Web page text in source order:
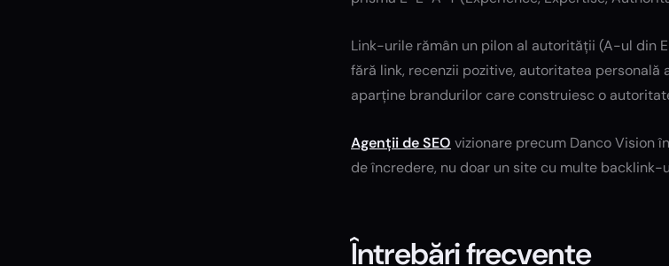
Link-urile rămân un pilon al autorității (A-ul din
fără link, recenzii pozitive, autoritatea
aparține brandurilor care construiesc o
Agenții de SEO vizionare precum Danco Vision
de încredere, nu doar un site cu multe backlink-
Întrebări frecvente